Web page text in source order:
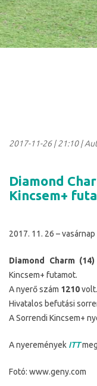
2017-11-26|21:10|
Diamond
Kincsem+
2017. 11. 26 – vasárnap
Diamond Charm (14)
Kincsem+ futamot.
A nyerő szám 1210volt.
Hivatalos befutási
A Sorrendi Kincsem+
A nyeremények ITT
Fotó: www.geny.com